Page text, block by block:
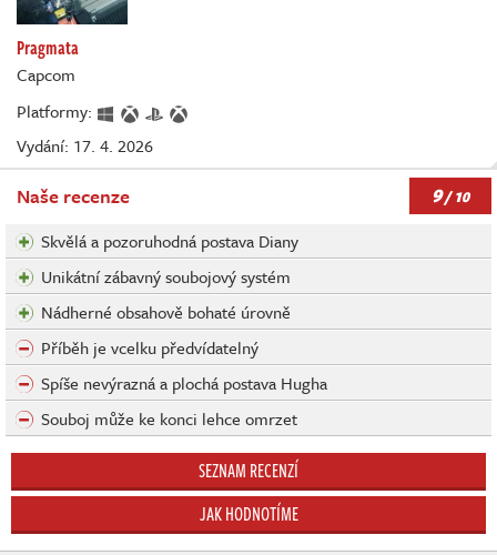
Pragmata
Capcom
Platformy:
Vydání: 17. 4. 2026
Naše recenze 9/ 10
Skvělá a pozoruhodná postava Diany
Unikátní zábavný soubojový systém
Nádherné obsahově bohaté úrovně
Příběh je vcelku předvídatelný
Spíše nevýrazná a plochá postava Hugha
Souboj může ke konci lehce omrzet
SEZNAM RECENZÍ
JAK HODNOTÍME